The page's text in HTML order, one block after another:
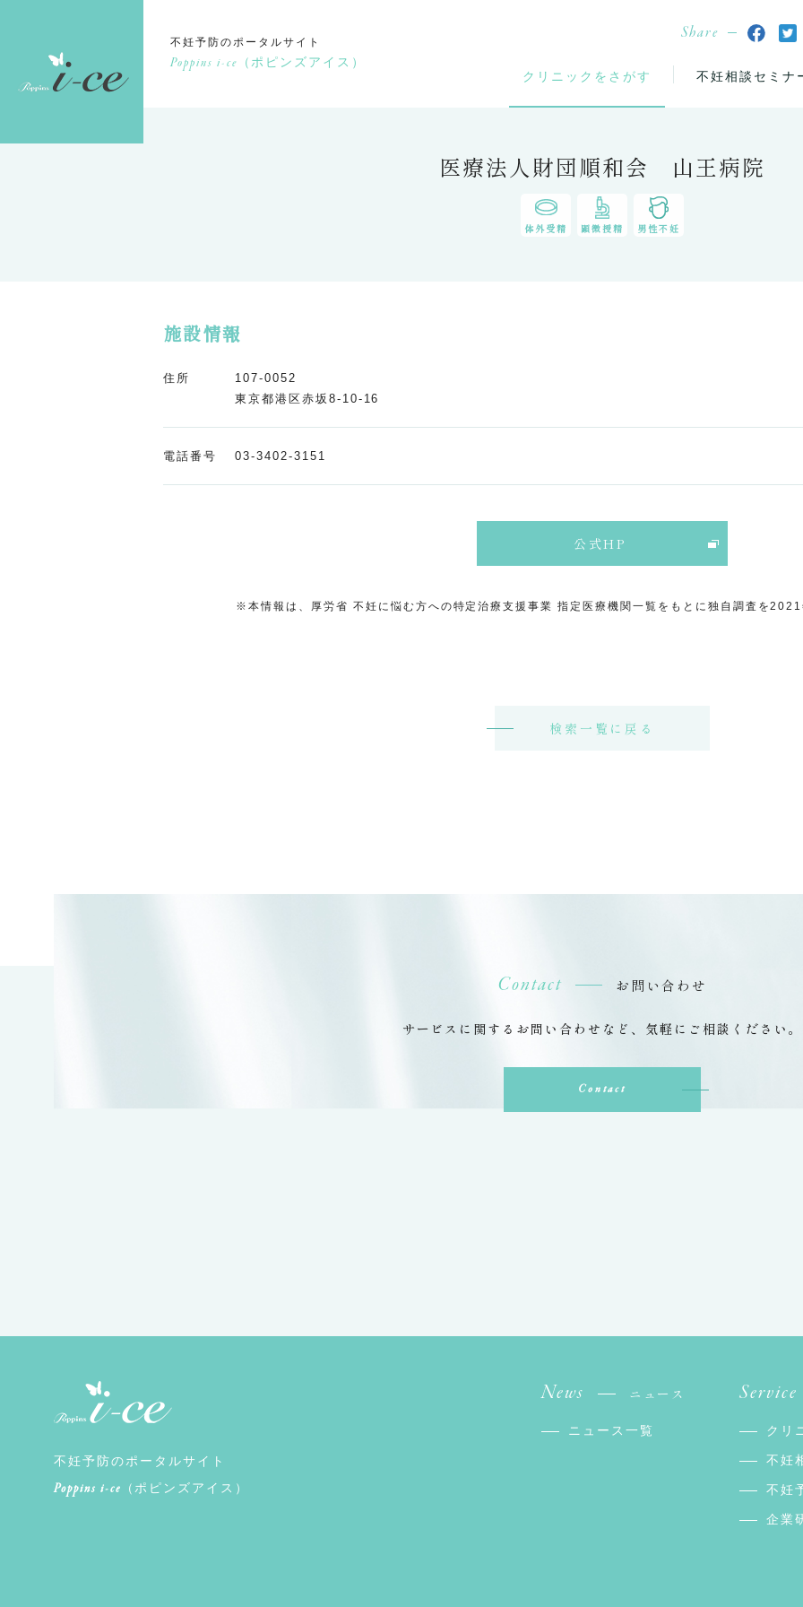
不妊予防のポータルサイト
Poppins i-ce （ポピンズアイス）
Share
クリニックをさがす 不妊相談セミナ
医療法人財団順和会 山王病院
体外受精 顕微授精 男性不妊
施設情報
住所
107-0052
東京都港区赤坂8-10-16
電話番号 03-3402-3151
公式HP
※本情報は、厚労省 不妊に悩む方への特定治療支援事業 指定医療機関一覧をもとに独自調査を2021
検索一覧に戻る
Contact お問い合わせ
サービスに関するお問い合わせなど、 気軽にご相談ください。
Contact
不妊予防のポータルサイト
Poppins i-ce （ポピンズアイス）
News ニュース
ニュース一覧
Service
クリ
不妊
不妊
企業